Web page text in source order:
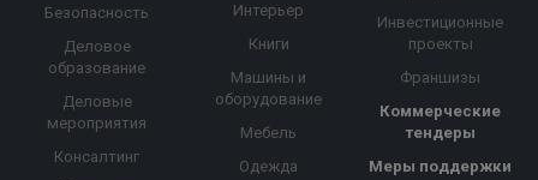
Безопасность
Деловое
образование
Деловые
мероприятия
Консалтинг
Интерьер
Книги
Машины и
оборудование
Мебель
Одежда
Инвестиционные
проекты
Франшизы
Коммерческие
тендеры
Меры поддержки